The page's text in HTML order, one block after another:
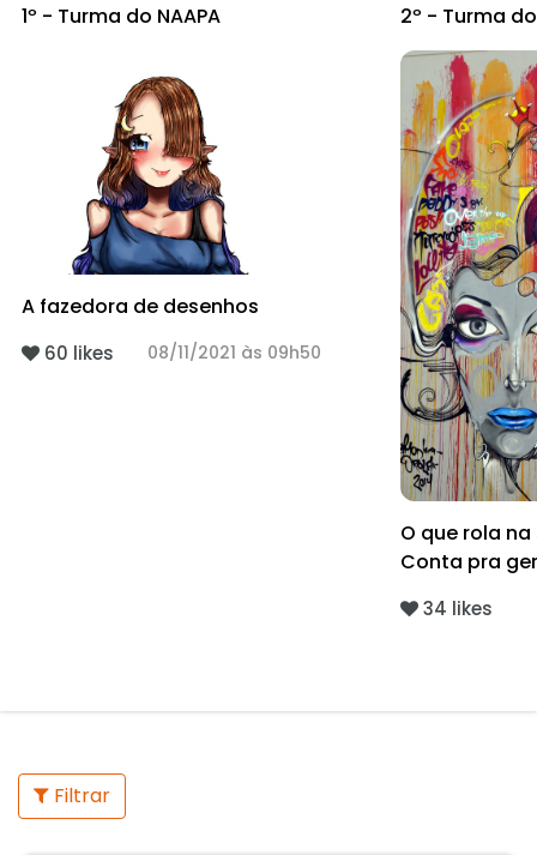
Filtrar
1º - Turma do NAAPA
A fazedora de desenhos
60 likes 08/11/2021 às 09h50
2º - Turma do
O que rola
Conta pra
34 likes